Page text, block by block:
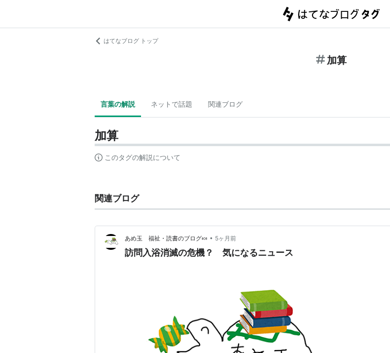
はてなブログ トップ
加算
言葉の解説 ネットで話題 関連ブログ
加算
このタグの解説について
関連ブログ
あめ玉 福祉・読書のブログ🍬 • 5ヶ月前
訪問入浴消滅の危機？ 気になるニュース